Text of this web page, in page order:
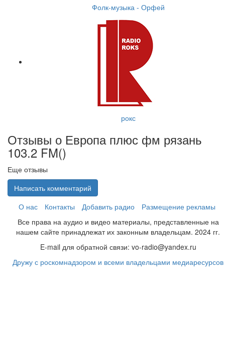
Фолк-музыка - Орфей
рокс
Отзывы о Европа плюс фм рязань
103.2 FM()
Еще отзывы
Написать комментарий
О нас
Контакты Добавить радио
Размещение рекламы
Все права на аудио и видео материалы, представленные на
нашем сайте принадлежат их законным владельцам. 2024 гг.
E-mail для обратной связи: vo-radio@yandex.ru
Дружу с роскомнадзором и всеми владельцами медиаресурсов